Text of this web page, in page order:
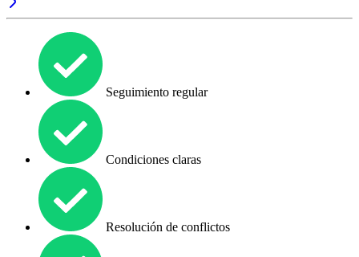
Seguimiento regular
Condiciones claras
Resolución de conflictos